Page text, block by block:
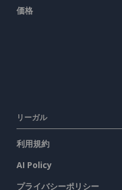
価格
リーガル
利用規約
AI Policy
プライバシーポリシー